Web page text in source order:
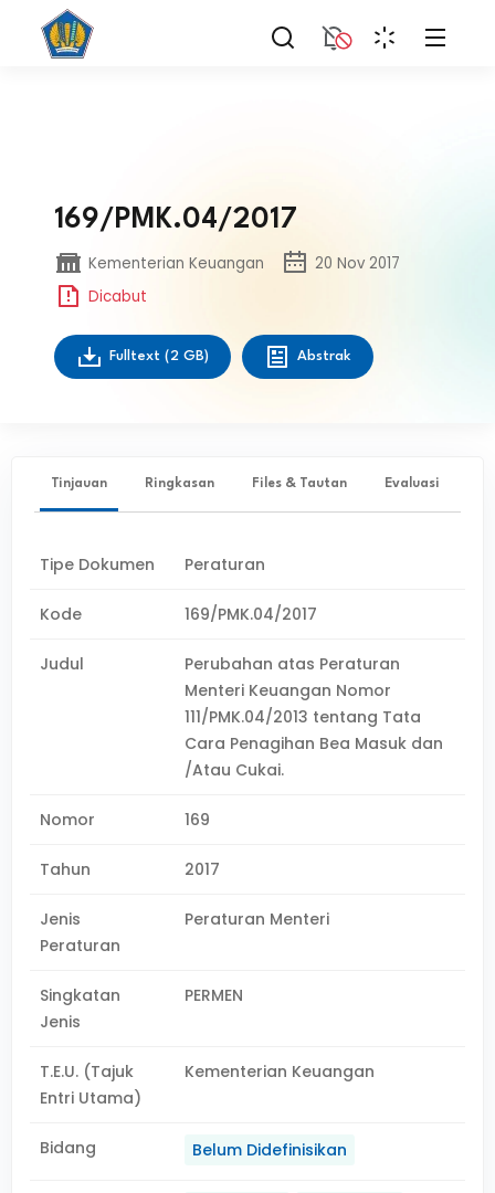
169/PMK.04/2017
Kementerian Keuangan
20 Nov 2017
Dicabut
Fulltext (2 GB) Abstrak
Tinjauan Ringkasan Files & Tautan Evaluasi
Tipe Dokumen Peraturan
Kode 169/PMK.04/2017
Judul
Perubahan atas Peraturan
Menteri Keuangan Nomor
111/PMK.04/2013 tentang Tata
Cara Penagihan Bea Masuk dan
/Atau Cukai.
Nomor 169
Tahun 2017
Jenis
Peraturan
Peraturan Menteri
Singkatan
Jenis
PERMEN
T.E.U. (Tajuk
Entri Utama)
Kementerian Keuangan
Bidang Belum Didefinisikan